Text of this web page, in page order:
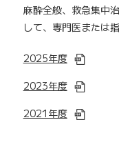
麻酔全般、救急集中
して、専門医または
2025年度
2023年度
2021年度